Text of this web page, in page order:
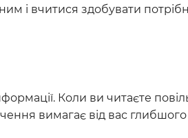
і вчитися здобувати
Коли ви читаєте
вимагає від вас глибшого